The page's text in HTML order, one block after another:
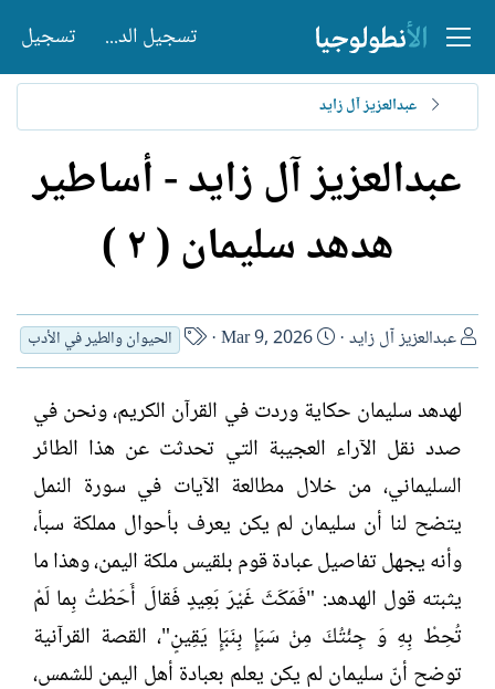
تسجيل الدخول تسجيل
عبدالعزيز آل زايد
عبدالعزيز آل زايد - أساطير
هدهد سليمان ( ٢ )
ا
ل
ا
ت
ب
عبدالعزيز آل زايد
ت
ا
ي
خ
ل
إ
ش
ا
ء
Mar 9, 2026
ا
س
ا
ل
ا
ت
الحيوان والطير في الأدب
لهدهد سليمان حكاية وردت في القرآن الكريم، ونحن في
صدد نقل الآراء العجيبة التي تحدثت عن هذا الطائر
السليماني، من خلال مطالعة الآيات في سورة النمل
يتضح لنا أن سليمان لم يكن يعرف بأحوال مملكة سبأ،
وأنه يجهل تفاصيل عبادة قوم بلقيس ملكة اليمن، وهذا ما
يثبته قول الهدهد: "فَمَكَثَ غَيْرَ بَعِيدٍ فَقالَ أَحَطْتُ بِما لَمْ
تُحِطْ بِهِ وَ جِئْتُكَ مِنْ سَبَإٍ بِنَبَإٍ يَقِينٍ"، القصة القرآنية
توضح أنّ سليمان لم يكن يعلم بعبادة أهل اليمن للشمس،